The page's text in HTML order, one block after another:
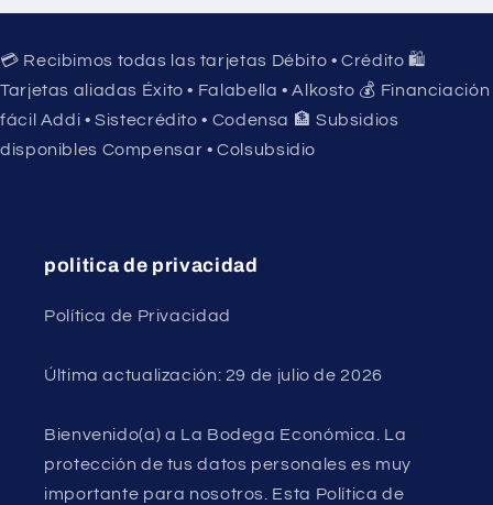
💳 Recibimos todas las tarjetas Débito • Crédito 🛍️
Tarjetas aliadas Éxito • Falabella • Alkosto 💰 Financiación
fácil Addi • Sistecrédito • Codensa 🏦 Subsidios
disponibles Compensar • Colsubsidio
politica de privacidad
Política de Privacidad
Última actualización: 29 de julio de 2026
Bienvenido(a) a La Bodega Económica. La
protección de tus datos personales es muy
importante para nosotros. Esta Política de